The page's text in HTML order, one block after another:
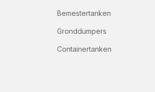
Bemestertanken
Gronddumpers
Containertanken